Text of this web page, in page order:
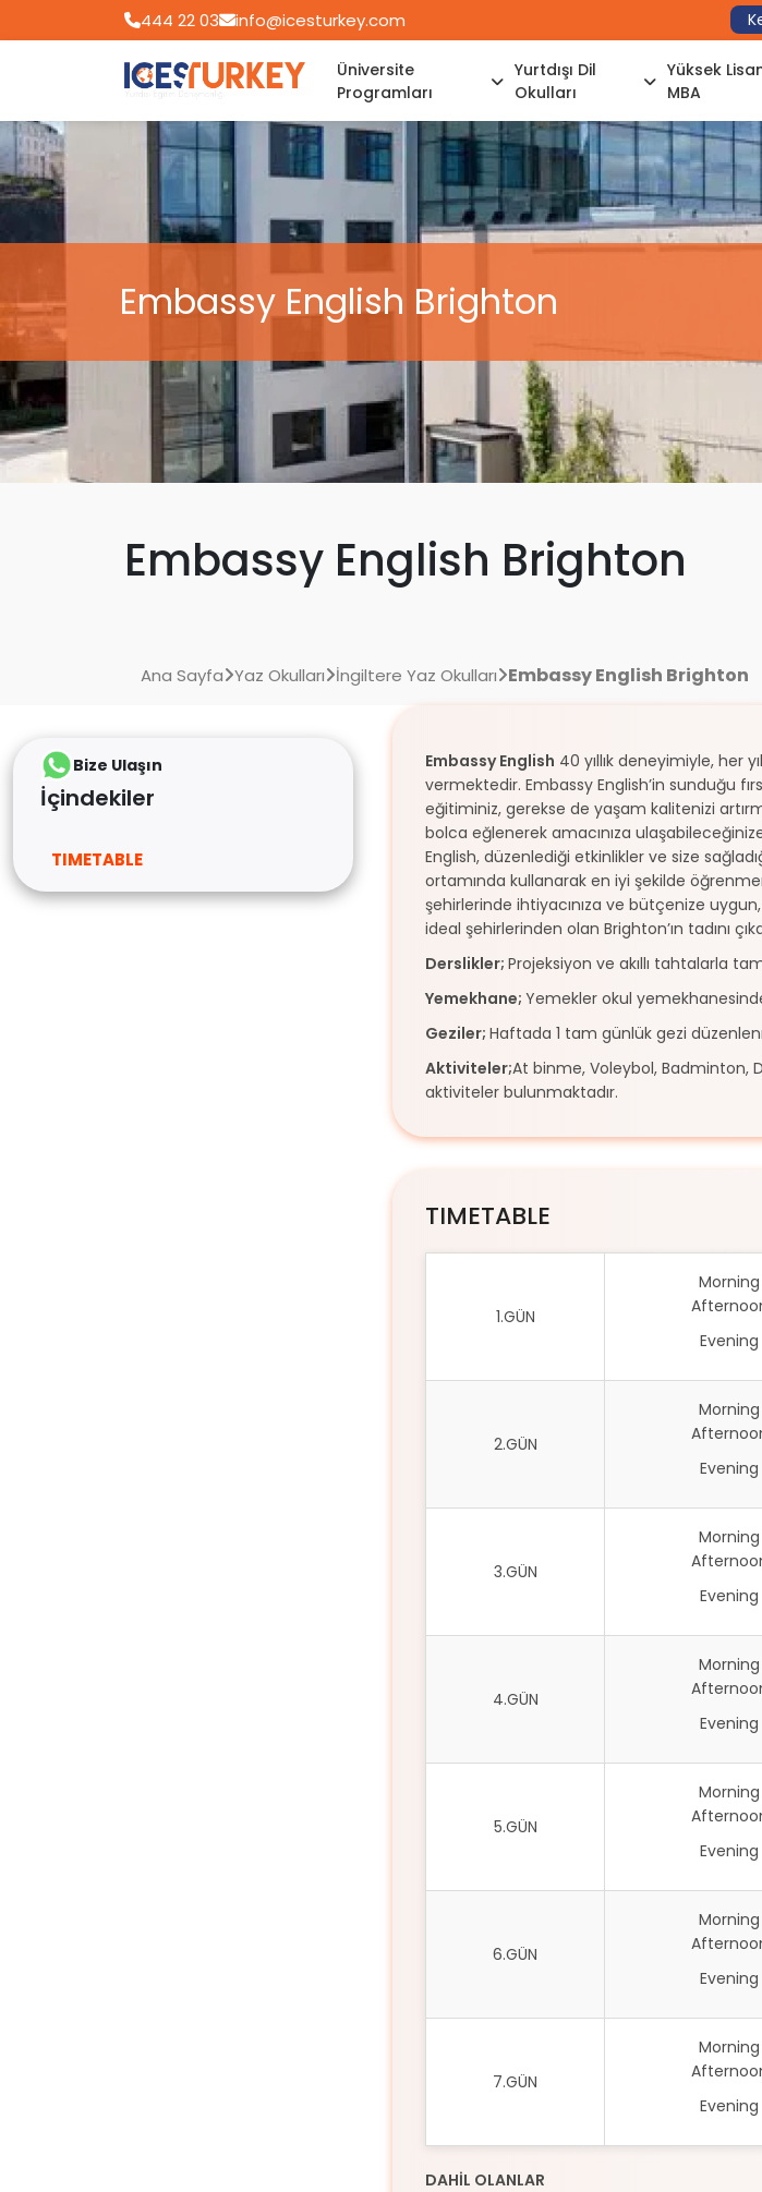
444 22 03 info@icesturkey.com
Üniversite
Programları
Yurtdışı Dil
Okulları
Yüksek
MBA
Embassy English Brighton
Embassy English Brighton
Ana Sayfa Yaz Okulları İngiltere Yaz Okulları Embassy English Brighton
Bize Ulaşın
İçindekiler
TIMETABLE
Embassy English 40 yıllık deneyimiyle, her
vermektedir. Embassy English’in sunduğu
eğitiminiz, gerekse de yaşam kalitenizi
bolca eğlenerek amacınıza
English, düzenlediği etkinlikler ve size
ortamında kullanarak en iyi şekilde
şehirlerinde ihtiyacınıza ve bütçenize
ideal şehirlerinden olan Brighton’ın tadını
Derslikler; Projeksiyon ve akıllı tahtalarla
Yemekhane; Yemekler okul
Geziler; Haftada 1 tam günlük gezi
Aktiviteler;At binme, Voleybol, Badminton,
aktiviteler bulunmaktadır.
TIMETABLE
1.GÜN
Morning
Evening
2.GÜN
Morning
Evening
3.GÜN
Morning
Evening
4.GÜN
Morning
Evening
5.GÜN
Morning
Evening
6.GÜN
Morning
Evening
7.GÜN
Morning
Evening
DAHİL OLANLAR